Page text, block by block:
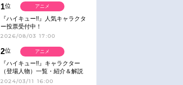
1位
『ハイキュー!!』人気キャラクタ
ー投票受付中！
2026/08/03 17:00
アニメ
2位
『ハイキュー!!』キャラクター
（登場人物）一覧・紹介＆解説
2024/03/11 16:00
アニメ